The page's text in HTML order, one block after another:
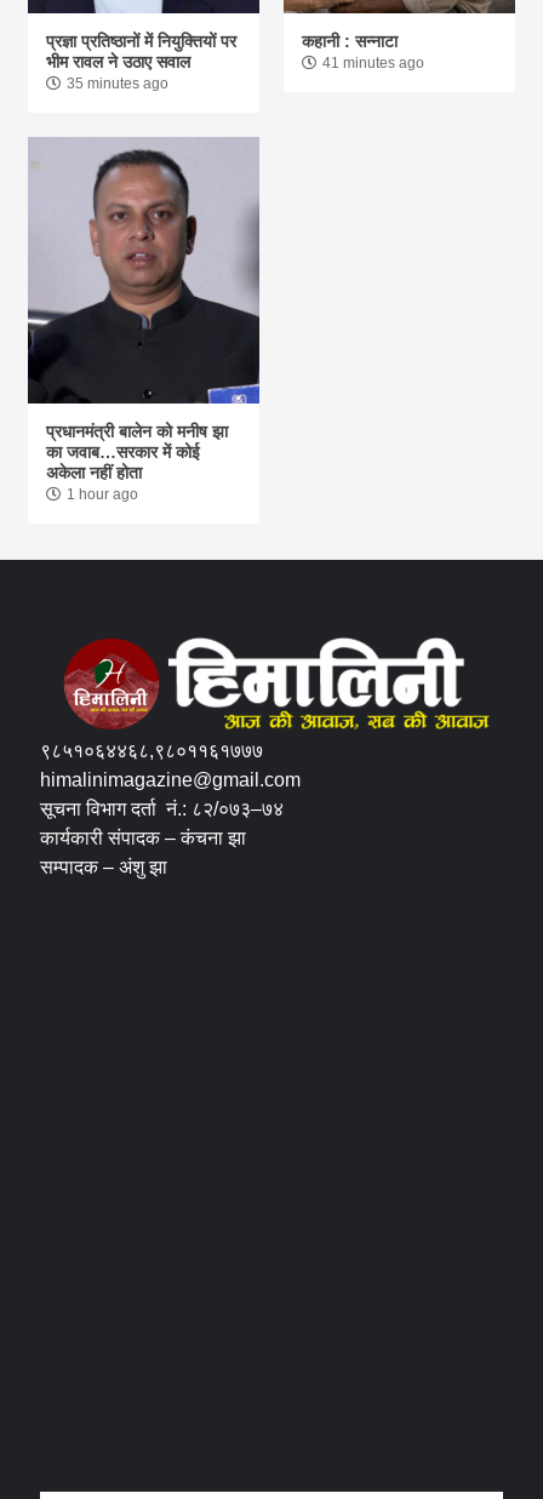
प्रज्ञा प्रतिष्ठानों में नियुक्तियों पर
भीम रावल ने उठाए सवाल
35 minutes ago
कहानी : सन्नाटा
41 minutes ago
प्रधानमंत्री बालेन को मनीष झा
का जवाब…सरकार में कोई
अकेला नहीं होता
1 hour ago
९८५१०६४४६८,९८०११६१७७७
himalinimagazine@gmail.com
सूचना विभाग दर्ता नं.: ८२/०७३–७४
कार्यकारी संपादक – कंचना झा
सम्पादक – अंशु झा